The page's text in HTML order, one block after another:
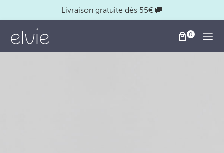
Livraison gratuite dès 55€ 🚚